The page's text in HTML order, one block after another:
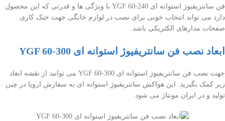
فن سانتریفیوژ استوانه ای YGF 60-240 با ویژگی ها و قدرتی که این محصول
دارد می تواند انتخاب خوبی برای نصب در لوازم خانگی جهت خنک کاری
صفحات مدارهای الکتریکی باشد.
ابعاد نصب فن سانتریفیوژ استوانه ای YGF 60-300
جهت نصب فن سانتریفیوژ استوانه ای YGF 60-300 می توانید از نقشه ابعاد
زیر کمک بگیرید. این هواکش سانتریفیوژ استوانه ای به سفارش اروپا در چین
تولید و در ایران مونتاژ می شود.